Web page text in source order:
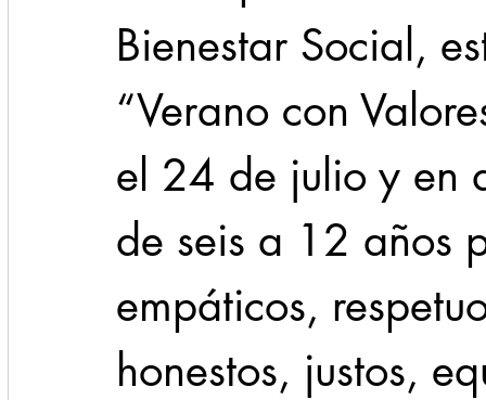
Bienestar Social,
“Verano con
el 24 de julio y en
de seis a 12 años
empáticos,
honestos, justos,